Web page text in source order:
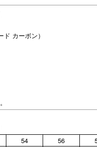
カーボン）
54 56